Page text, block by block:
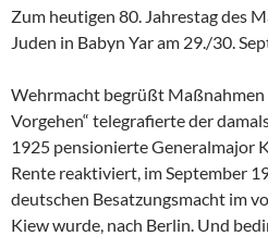
Zum heutigen 80. Jahrestag des
Juden in Babyn Yar am 29./30.
Wehrmacht begrüßt
Vorgehen“ telegrafierte der
1925 pensionierte Generalmajor
Rente reaktiviert, im September
deutschen Besatzungsmacht im
Kiew wurde, nach Berlin. Und